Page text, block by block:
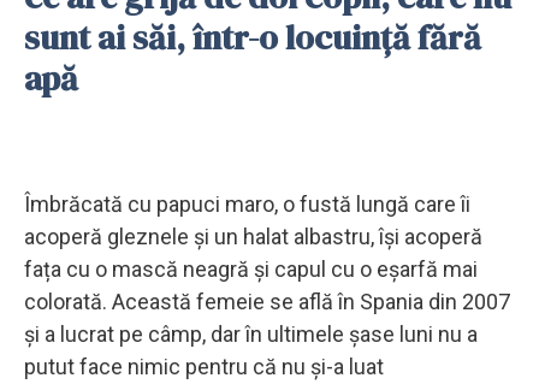
sunt ai săi, într-o locuință fără
apă
Îmbrăcată cu papuci maro, o fustă lungă care îi
acoperă gleznele și un halat albastru, își acoperă
fața cu o mască neagră și capul cu o eșarfă mai
colorată. Această femeie se află în Spania din 2007
și a lucrat pe câmp, dar în ultimele șase luni nu a
putut face nimic pentru că nu și-a luat